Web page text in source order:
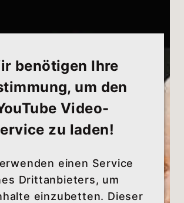
benötigen Ihre
um den
Video-
zu laden!
einen Service
Drittanbieters, um
einzubetten. Dieser